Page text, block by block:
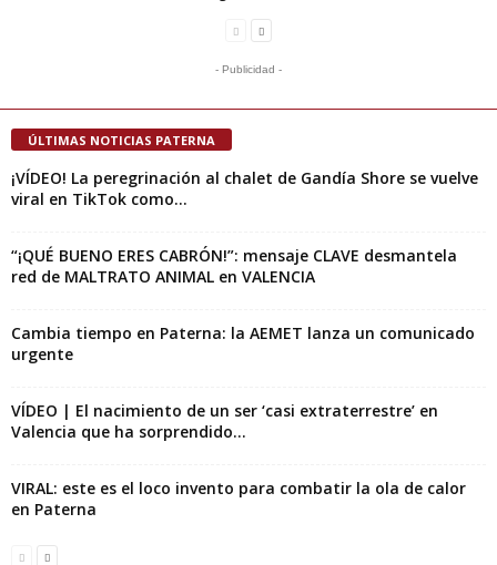
- Publicidad -
ÚLTIMAS NOTICIAS PATERNA
¡VÍDEO! La peregrinación al chalet de Gandía Shore se vuelve
viral en TikTok como...
“¡QUÉ BUENO ERES CABRÓN!”: mensaje CLAVE desmantela
red de MALTRATO ANIMAL en VALENCIA
Cambia tiempo en Paterna: la AEMET lanza un comunicado
urgente
VÍDEO | El nacimiento de un ser ‘casi extraterrestre’ en
Valencia que ha sorprendido...
VIRAL: este es el loco invento para combatir la ola de calor
en Paterna